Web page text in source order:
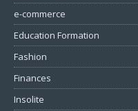
e-commerce
Education Formation
Fashion
Finances
Insolite